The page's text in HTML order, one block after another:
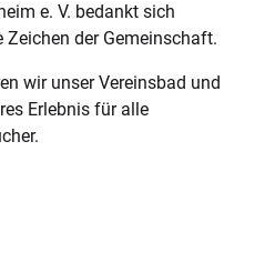
e. V. bedankt sich
der Gemeinschaft.
wir unser Vereinsbad und
Erlebnis für alle